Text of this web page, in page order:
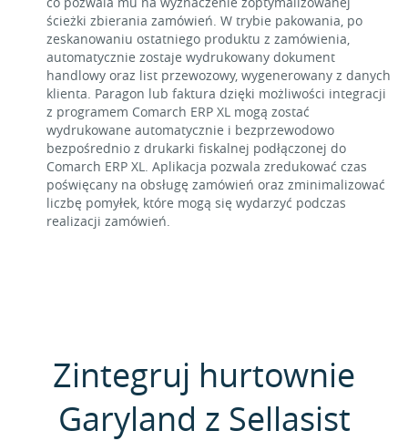
ścieżki zbierania zamówień. W trybie pakowania, po
zeskanowaniu ostatniego produktu z zamówienia,
automatycznie zostaje wydrukowany dokument
handlowy oraz list przewozowy, wygenerowany z danych
klienta. Paragon lub faktura dzięki możliwości integracji
z programem Comarch ERP XL mogą zostać
wydrukowane automatycznie i bezprzewodowo
bezpośrednio z drukarki fiskalnej podłączonej do
Comarch ERP XL. Aplikacja pozwala zredukować czas
poświęcany na obsługę zamówień oraz zminimalizować
liczbę pomyłek, które mogą się wydarzyć podczas
realizacji zamówień.
Zintegruj hurtownie
Garyland z Sellasist